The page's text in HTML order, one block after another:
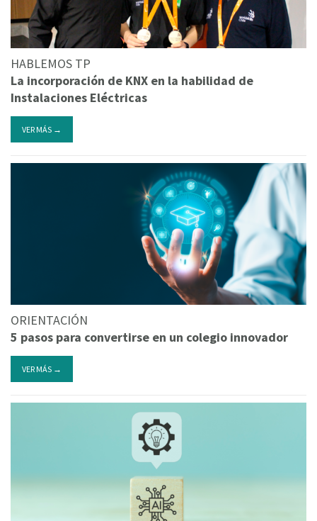
HABLEMOS TP
La incorporación de KNX en la habilidad de
Instalaciones Eléctricas
VER MÁS →
ORIENTACIÓN
5 pasos para convertirse en un colegio innovador
VER MÁS →